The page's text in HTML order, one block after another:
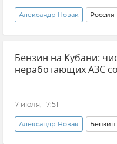
Александр Новак Россия
Бензин Дизельное
Импорт
Бензин на Кубани:
неработающих АЗС
7 июля, 17:51
Александр Новак Бензин